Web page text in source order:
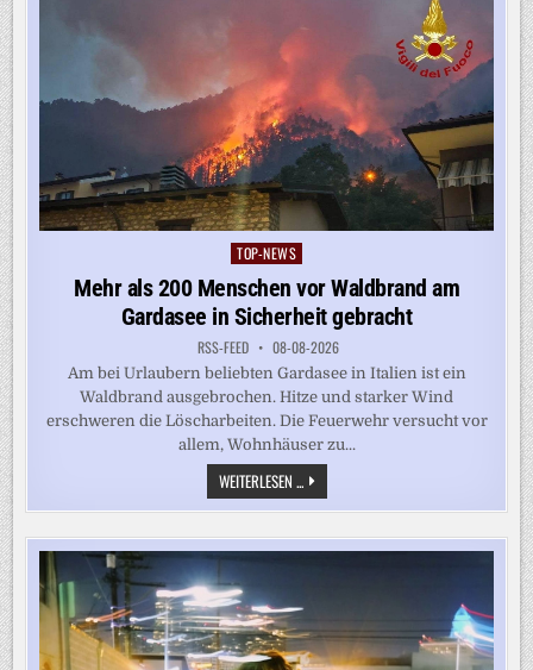
Posted
TOP-NEWS
Mehr als 200 Menschen vor Waldbrand am
Gardasee in Sicherheit gebracht
RSS-FEED 08-08-2026
Am bei Urlaubern beliebten Gardasee in Italien ist ein
Waldbrand ausgebrochen. Hitze und starker Wind
erschweren die Löscharbeiten. Die Feuerwehr versucht vor
allem, Wohnhäuser zu...
WEITERLESEN ... MEHR
ALS
200
VOR
WALDBRAND
IN
SICHERHEIT
GEBRACHT